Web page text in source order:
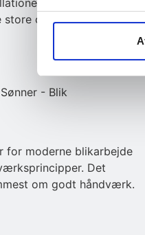
til helt nye
og små opgaver.
for moderne blikarbejde
Det
om godt håndværk.